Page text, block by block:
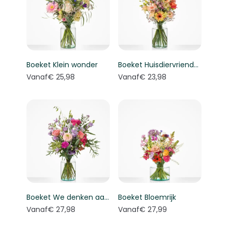
Boeket Klein wonder
Vanaf€ 25,98
Boeket Huisdiervriendelijk boeket
Vanaf€ 23,98
Boeket We denken aan je
Vanaf€ 27,98
Boeket Bloemrijk
Vanaf€ 27,99